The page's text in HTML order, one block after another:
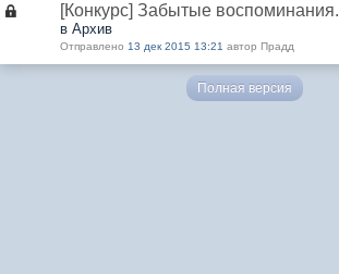
[Конкурс] Забытые воспоминания.
в Архив
Отправлено 13 дек 2015 13:21 автор Прадд
Полная версия